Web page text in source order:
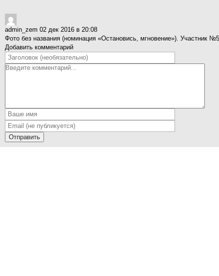
admin_zem 02 дек 2016 в 20:08
Фото без названия (номинация «Остановись, мгновение»).
Добавить комментарий
Отправить